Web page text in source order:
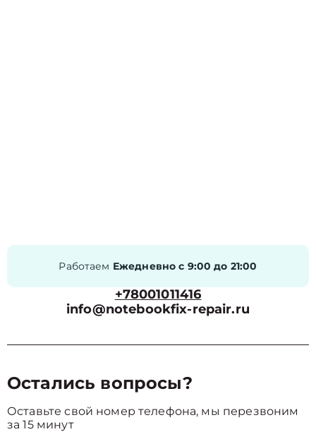
Работаем Ежедневно с 9:00 до 21:00
+78001011416
info@notebookfix-repair.ru
Остались вопросы?
Оставьте свой номер телефона, мы перезвоним
за 15 минут